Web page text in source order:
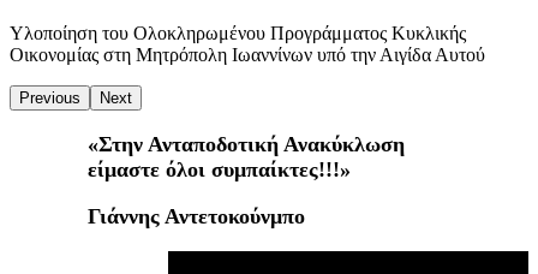
Υλοποίηση του Ολοκληρωμένου Προγράμματος Κυκλικής
Οικονομίας στη Μητρόπολη Ιωαννίνων υπό την Αιγίδα Αυτού
Previous Next
«Στην Ανταποδοτική Ανακύκλωση
είμαστε όλοι συμπαίκτες!!!»
Γιάννης Αντετοκούνμπο